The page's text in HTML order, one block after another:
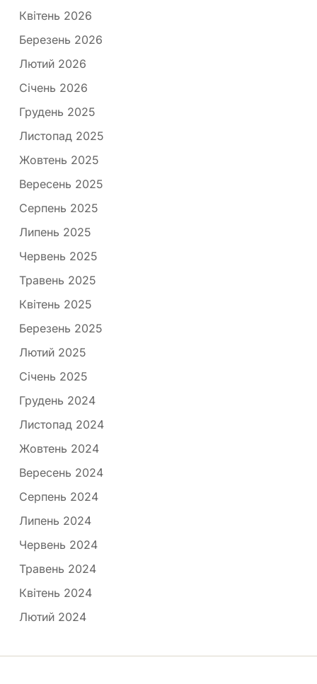
Квітень 2026
Березень 2026
Лютий 2026
Січень 2026
Грудень 2025
Листопад 2025
Жовтень 2025
Вересень 2025
Серпень 2025
Липень 2025
Червень 2025
Травень 2025
Квітень 2025
Березень 2025
Лютий 2025
Січень 2025
Грудень 2024
Листопад 2024
Жовтень 2024
Вересень 2024
Серпень 2024
Липень 2024
Червень 2024
Травень 2024
Квітень 2024
Лютий 2024